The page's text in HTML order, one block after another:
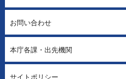
お問い合わせ
本庁各課・出先機関
サイトポリシー